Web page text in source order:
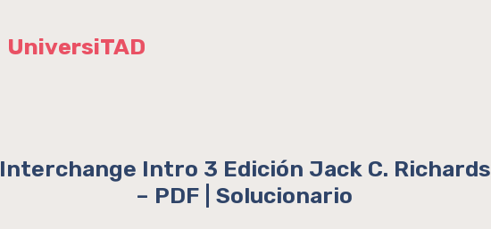
UniversiTAD
Interchange Intro 3 Edición Jack C. Richards
– PDF | Solucionario